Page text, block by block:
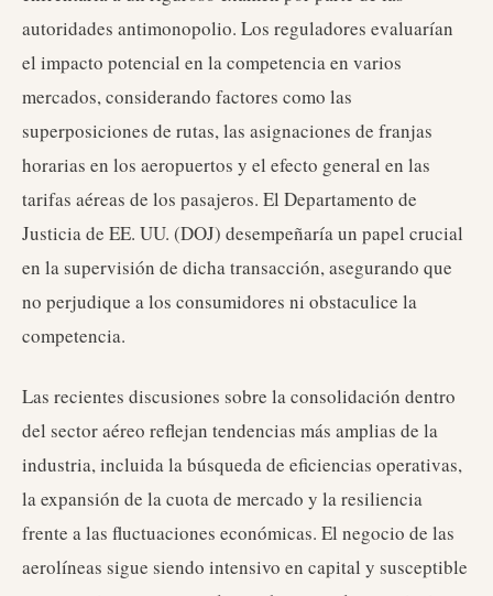
autoridades antimonopolio. Los reguladores evaluarían
el impacto potencial en la competencia en varios
mercados, considerando factores como las
superposiciones de rutas, las asignaciones de franjas
horarias en los aeropuertos y el efecto general en las
tarifas aéreas de los pasajeros. El Departamento de
Justicia de EE. UU. (DOJ) desempeñaría un papel crucial
en la supervisión de dicha transacción, asegurando que
no perjudique a los consumidores ni obstaculice la
competencia.
Las recientes discusiones sobre la consolidación dentro
del sector aéreo reflejan tendencias más amplias de la
industria, incluida la búsqueda de eficiencias operativas,
la expansión de la cuota de mercado y la resiliencia
frente a las fluctuaciones económicas. El negocio de las
aerolíneas sigue siendo intensivo en capital y susceptible